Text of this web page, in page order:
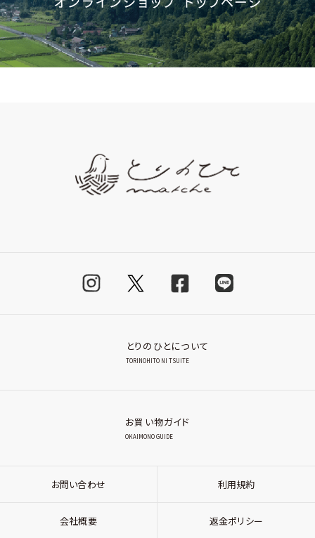
とりのひとについて
TORINOHITO NI TSUITE
お買い物ガイド
OKAIMONO GUIDE
お問い合わせ 利用規約
会社概要 返金ポリシー